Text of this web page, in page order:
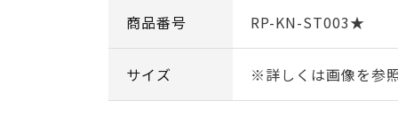
商品番号 RP-KN-ST003★
サイズ ※詳しくは画像を参